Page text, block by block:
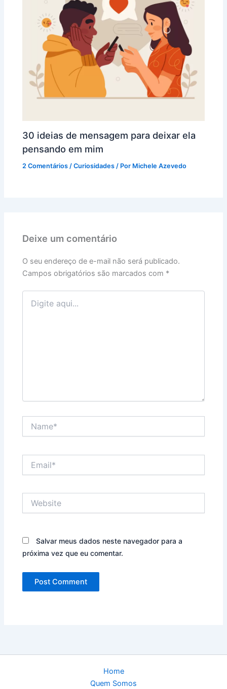
30 ideias de mensagem para deixar ela
pensando em mim
2 Comentários /Curiosidades / Por Michele Azevedo
Deixe um comentário
O seu endereço de e-mail não será publicado.
Campos obrigatórios são marcados com *
Digite
aqui...
Salvar meus dados neste navegador para a
próxima vez que eu comentar.
Home
Quem Somos